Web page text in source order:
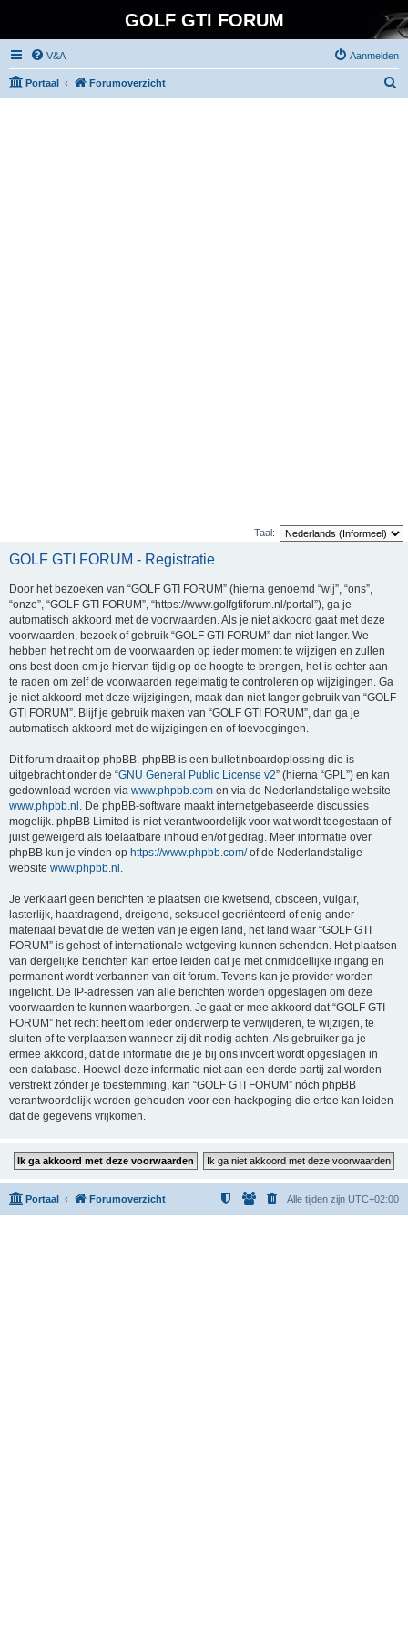
GOLF GTI FORUM
V&A Aanmelden
Portaal Forumoverzicht
Taal:
GOLF GTI FORUM - Registratie
Door het bezoeken van “GOLF GTI FORUM” (hierna genoemd “wij”, “ons”,
“onze”, “GOLF GTI FORUM”, “https://www.golfgtiforum.nl/portal”), ga je
automatisch akkoord met de voorwaarden. Als je niet akkoord gaat met deze
voorwaarden, bezoek of gebruik “GOLF GTI FORUM” dan niet langer. We
hebben het recht om de voorwaarden op ieder moment te wijzigen en zullen
ons best doen om je hiervan tijdig op de hoogte te brengen, het is echter aan
te raden om zelf de voorwaarden regelmatig te controleren op wijzigingen. Ga
je niet akkoord met deze wijzigingen, maak dan niet langer gebruik van “GOLF
GTI FORUM”. Blijf je gebruik maken van “GOLF GTI FORUM”, dan ga je
automatisch akkoord met de wijzigingen en of toevoegingen.
Dit forum draait op phpBB. phpBB is een bulletinboardoplossing die is
uitgebracht onder de “GNU General Public License v2” (hierna “GPL”) en kan
gedownload worden via www.phpbb.com en via de Nederlandstalige website
www.phpbb.nl . De phpBB-software maakt internetgebaseerde discussies
mogelijk. phpBB Limited is niet verantwoordelijk voor wat wordt toegestaan of
juist geweigerd als toelaatbare inhoud en/of gedrag. Meer informatie over
phpBB kun je vinden op https://www.phpbb.com/of de Nederlandstalige
website www.phpbb.nl .
Je verklaart geen berichten te plaatsen die kwetsend, obsceen, vulgair,
lasterlijk, haatdragend, dreigend, seksueel georiënteerd of enig ander
materiaal bevat die de wetten van je eigen land, het land waar “GOLF GTI
FORUM” is gehost of internationale wetgeving kunnen schenden. Het plaatsen
van dergelijke berichten kan ertoe leiden dat je met onmiddellijke ingang en
permanent wordt verbannen van dit forum. Tevens kan je provider worden
ingelicht. De IP-adressen van alle berichten worden opgeslagen om deze
voorwaarden te kunnen waarborgen. Je gaat er mee akkoord dat “GOLF GTI
FORUM” het recht heeft om ieder onderwerp te verwijderen, te wijzigen, te
sluiten of te verplaatsen wanneer zij dit nodig achten. Als gebruiker ga je
ermee akkoord, dat de informatie die je bij ons invoert wordt opgeslagen in
een database. Hoewel deze informatie niet aan een derde partij zal worden
verstrekt zónder je toestemming, kan “GOLF GTI FORUM” nóch phpBB
verantwoordelijk worden gehouden voor een hackpoging die ertoe kan leiden
dat de gegevens vrijkomen.
Portaal Forumoverzicht Alle tijden zijn UTC+02:00